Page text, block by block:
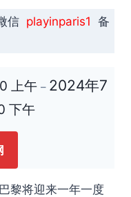
信 playinparis1 备
上午 – 2024年7
下午
黎将迎来一年一度